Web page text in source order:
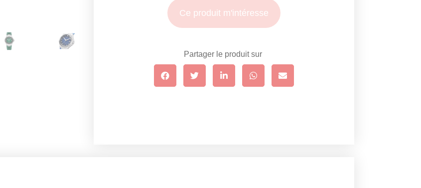
Ce produit m'intéresse
Partager le produit sur